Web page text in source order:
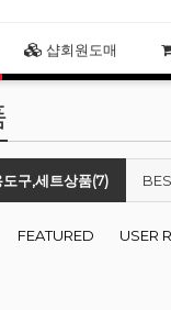
샵회원도매
도구,세트상품(7)
FEATURED USER